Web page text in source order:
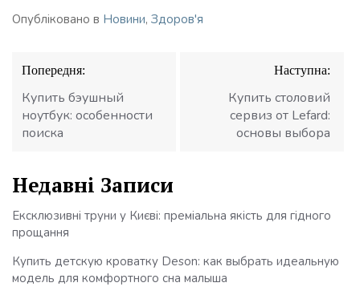
Опубліковано в Новини, Здоров'я
Навігація
записів
Попередня:
Купить бэушный
ноутбук: особенности
поиска
Наступна:
Купить столовий
сервиз от Lefard:
основы выбора
Недавні Записи
Ексклюзивні труни у Києві: преміальна якість для гідного
прощання
Купить детскую кроватку Deson: как выбрать идеальную
модель для комфортного сна малыша